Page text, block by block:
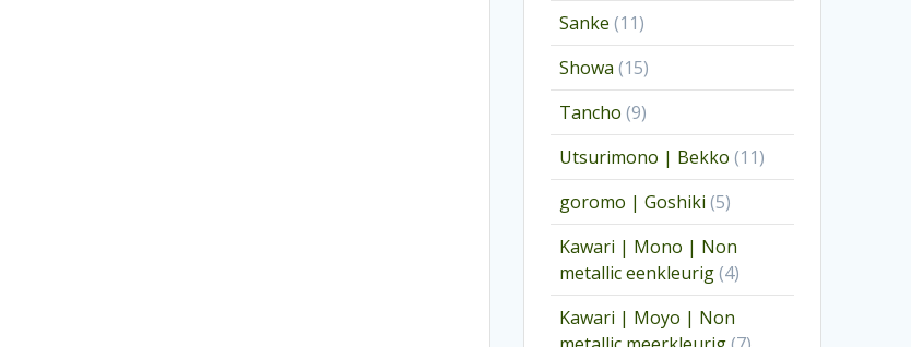
Sanke 1111
producten
Showa 1515
producten
Tancho 99
producten
Utsurimono | Bekko 1111
producten
goromo | Goshiki 55
producten
Kawari | Mono | Non
metallic eenkleurig 44
producten
Kawari | Moyo | Non